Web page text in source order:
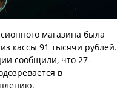
магазина была
кассы 91 тысячи рублей.
сообщили, что 27-
в